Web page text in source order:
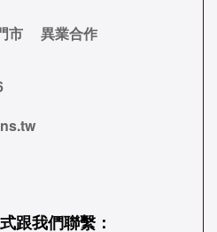
市 異業合作
跟我們聯繫：